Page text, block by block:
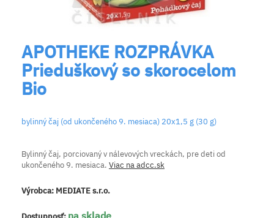
APOTHEKE ROZPRÁVKA
Prieduškový so skorocelom
Bio
bylinný čaj (od ukončeného 9. mesiaca) 20x1,5 g (30 g)
Bylinný čaj, porciovaný v nálevových vreckách, pre deti od
ukončeného 9. mesiaca. Viac na adcc.sk
Výrobca: MEDIATE s.r.o.
na sklade